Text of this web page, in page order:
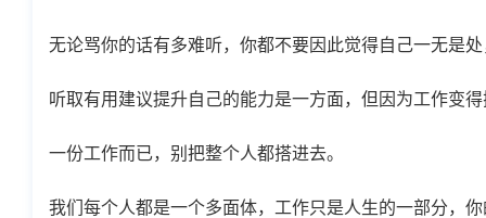
无论骂你的话有多难听，你都不要因此觉得自己一无是
听取有用建议提升自己的能力是一方面，但因为工作变
一份工作而已，别把整个人都搭进去。
我们每个人都是一个多面体，工作只是人生的一部分，